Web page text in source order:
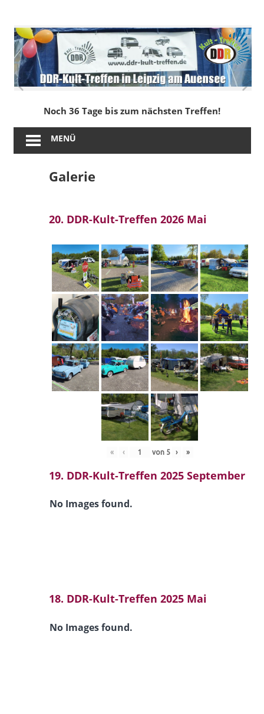
springen
DDR-
Kult-
Treffen
in
Leipzig
am
Noch 36 Tage bis zum nächsten Treffen!
MENÜ
Galerie
20. DDR-Kult-Treffen 2026 Mai
« ‹ von 5 › »
19. DDR-Kult-Treffen 2025 September
No Images found.
18. DDR-Kult-Treffen 2025 Mai
No Images found.